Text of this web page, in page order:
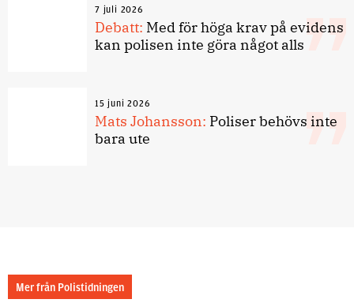
7 juli 2026
Debatt: Med för höga krav på evidens
kan polisen inte göra något alls
15 juni 2026
Mats Johansson: Poliser behövs inte
bara ute
Mer från Polistidningen